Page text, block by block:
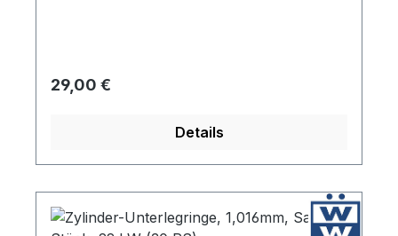
Regulärer Preis:
29,00 €
Details